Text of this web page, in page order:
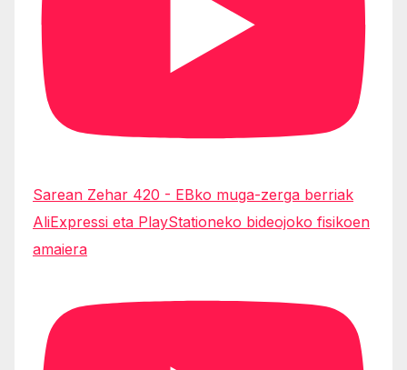
Sarean Zehar 420 - EBko muga-zerga berriak
AliExpressi eta PlayStationeko bideojoko fisikoen
amaiera